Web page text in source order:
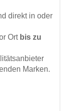
direkt in oder
Ort bis zu
Marken.